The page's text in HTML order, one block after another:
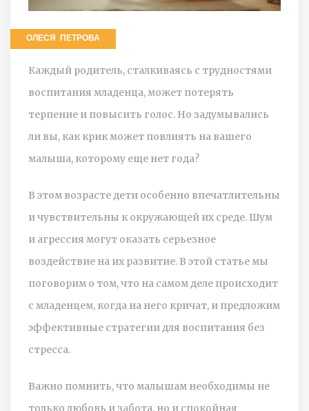
ОЛЕСЯ ПЕТРОВА
Каждый родитель, сталкиваясь с трудностями
воспитания младенца, может потерять
терпение и повысить голос. Но задумывались
ли вы, как крик может повлиять на вашего
малыша, которому еще нет года?
В этом возрасте дети особенно впечатлительны
и чувствительны к окружающей их среде. Шум
и агрессия могут оказать серьезное
воздействие на их развитие. В этой статье мы
поговорим о том, что на самом деле происходит
с младенцем, когда на него кричат, и предложим
эффективные стратегии для воспитания без
стресса.
Важно помнить, что малышам необходимы не
только любовь и забота, но и спокойная